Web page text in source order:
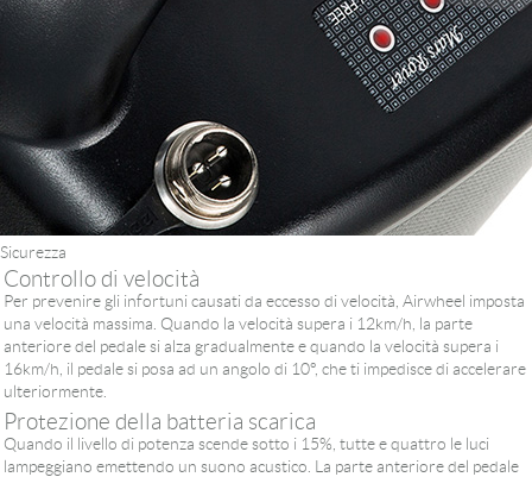
Sicurezza
Controllo di velocità
Per prevenire gli infortuni causati da eccesso di velocità, Airwheel imposta
una velocità massima. Quando la velocità supera i 12km/h, la parte
anteriore del pedale si alza gradualmente e quando la velocità supera i
16km/h, il pedale si posa ad un angolo di 10°, che ti impedisce di accelerare
ulteriormente.
Protezione della batteria scarica
Quando il livello di potenza scende sotto i 15%, tutte e quattro le luci
lampeggiano emettendo un suono acustico. La parte anteriore del pedale